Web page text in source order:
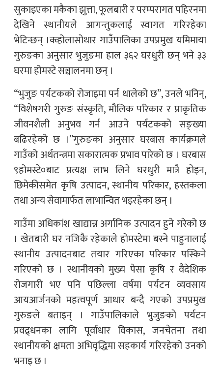
सुकाइएका मकैका झुत्ता, फूलबारी र परम्परागत पहिरनमा
देखिने स्थानीयले आगन्तुकलाई स्वागत गरिरहेका
भेटिन्छन् ।क्व्होलासोथार गाउँपालिका उपप्रमुख यमिमाया
गुरुङका अनुसार भुजुङमा हाल ३६२ घरधुरी छन् भने ३३
घरमा होमस्टे सञ्चालनमा छन् ।
“भुजुङ पर्यटकको रोजाइमा पर्न थालेको छ”, उनले भनिन्,
“विशेषगरी गुरुङ संस्कृति, मौलिक परिकार र प्राकृतिक
जीवनशैली अनुभव गर्न आउने पर्यटकको सङ्ख्या
बढिरहेको छ ।”गुरुङका अनुसार घरबास कार्यक्रमले
गाउँको अर्थतन्त्रमा सकारात्मक प्रभाव पारेको छ । घरबास
९होमस्टे०बाट प्रत्यक्ष लाभ लिने घरधुरी मात्रै होइन,
छिमेकीसमेत कृषि उत्पादन, स्थानीय परिकार, हस्तकला
तथा अन्य सेवामार्फत लाभान्वित भइरहेका छन् ।
गाउँमा अधिकांश खाद्यान्न अर्गानिक उत्पादन हुने गरेको छ
। खेतबारी घर नजिकै रहेकाले होमस्टेमा बस्ने पाहुनालाई
स्थानीय उत्पादनबाट तयार गरिएका परिकार पस्किने
गरिएको छ । स्थानीयको मुख्य पेसा कृषि र वैदेशिक
रोजगारी भए पनि पछिल्ला वर्षमा पर्यटन व्यवसाय
आयआर्जनको महत्वपूर्ण आधार बन्दै गएको उपप्रमुख
गुरुङले बताइन् । गाउँपालिकाले भुजुङको पर्यटन
प्रवद्र्धनका लागि पूर्वाधार विकास, जनचेतना तथा
स्थानीयको क्षमता अभिवृद्धिमा सहकार्य गरिरहेको उनको
भनाइ छ ।